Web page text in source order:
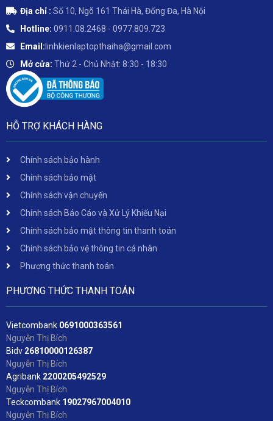
Địa chỉ : Số 10, Ngõ 161 Thái Hà, Đống Đa, Hà Nội
Hotline: 0911.08.2468 - 0977.809.723
Email: linhkienlaptopthaiha@gmail.com
Mở cửa: Thứ 2 - Chủ Nhật: 8:30 - 18:30
HỖ TRỢ KHÁCH HÀNG
Chính sách bảo hành
Chính sách bảo mật
Chính sách vận chuyển
Chính sách Báo Cáo và Xử Lý Khiếu Nại
Chính sách bảo mật thông tin thanh toán
Chính sách bảo vệ thông tin cá nhân
Phương thức thanh toán
PHƯƠNG THỨC THANH TOÁN
Vietcombank 0691000363561
Nguyễn Thị Bích
Bidv 26810000126387
Nguyễn Thị Bích
Agribank 2200205492529
Nguyễn Thị Bích
Teckcombank 19027967004010
Nguyễn Thị Bích